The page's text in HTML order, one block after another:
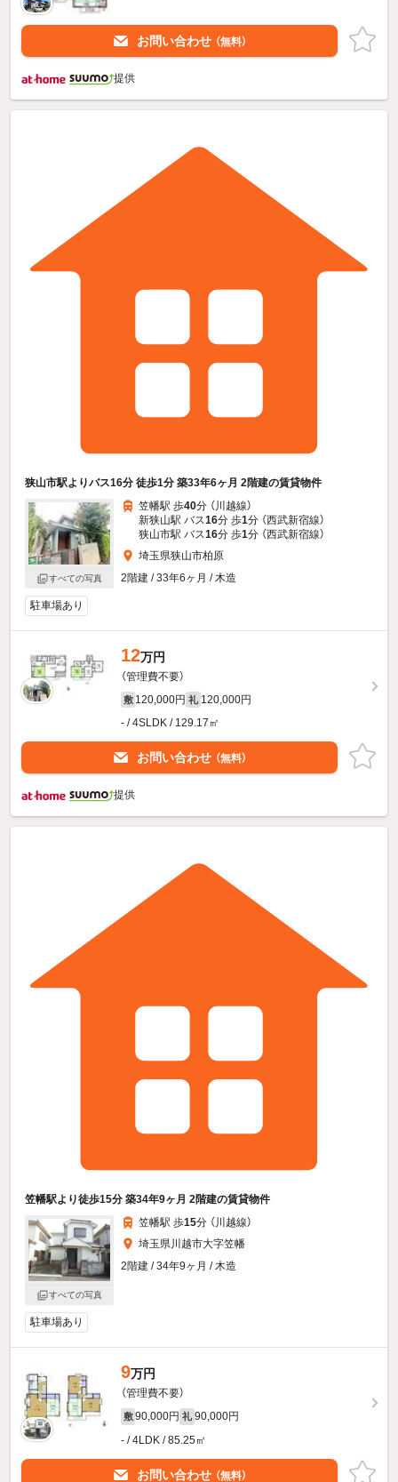
お問い合わせ （無料）
提供
狭山市駅よりバス16分 徒歩1分 築33年6ヶ月 2階建の賃貸物件
すべての写真
笠幡駅 歩40分 （川越線）
新狭山駅 バス16分 歩1分 （西武新宿線）
狭山市駅 バス16分 歩1分 （西武新宿線）
埼玉県狭山市柏原
2階建 / 33年6ヶ月 / 木造
駐車場あり
12万円
（管理費不要）
敷 120,000円 礼 120,000円
- / 4SLDK / 129.17㎡
お問い合わせ （無料）
提供
笠幡駅より徒歩15分 築34年9ヶ月 2階建の賃貸物件
すべての写真
笠幡駅 歩15分 （川越線）
埼玉県川越市大字笠幡
2階建 / 34年9ヶ月 / 木造
駐車場あり
9万円
（管理費不要）
敷 90,000円 礼 90,000円
- / 4LDK / 85.25㎡
お問い合わせ （無料）